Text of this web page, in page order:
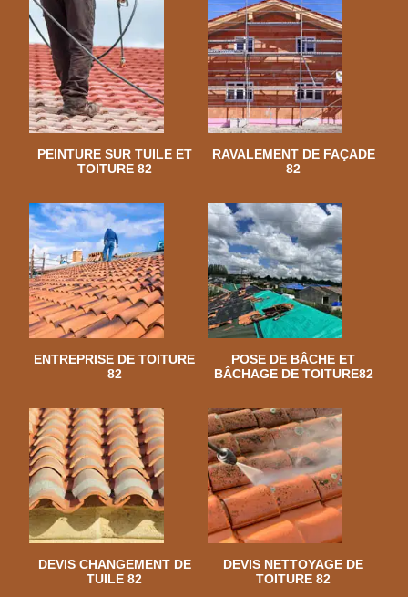
PEINTURE SUR TUILE ET
TOITURE 82
RAVALEMENT DE FAÇADE
82
ENTREPRISE DE TOITURE
82
POSE DE BÂCHE ET
BÂCHAGE DE TOITURE82
DEVIS CHANGEMENT DE
TUILE 82
DEVIS NETTOYAGE DE
TOITURE 82